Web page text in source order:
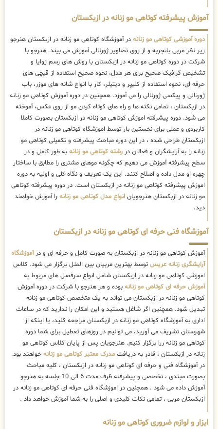
آموزش پیشرفته کوتاهی مو زنانه در ازبکستان
دوره آموزشی کوتاهی مو زنانه در آموزشگاه کوتاهی مو زنانه در ازبکستان هنرجو
زیر نظر مربی باتجربه و از روی تصاویر ژورنالی آموزش می بیند. هنرجو با
شرکت در دوره کوتاهی مو زنانه در ازبکستان با روش های رسم زوایا و
تشخیص گرافیک صحیح برای هر مدل، نحوه صحیح استفاده از قیچی های
حرفه ای، نحوه استفاده از کلیپر و دیتیلر، کار با انواع شانه های موزر، باب
ژورنالی و پیکسی ژورنالی را می آموزد. همچنین در دوره آموزش کوتاهی مو زنانه
در ازبکستان ، تمامی نکته ها و راه های کوتاه کردن مو از روی عکس، آموخته
می شود. دوره پیشرفته اموزش کوتاهی مو زنانه در ازبکستان بصورت کاملا
کاربردی و عملی برای نخستین بار توسط اموزشگاه کوتاهی مو زنانه در
ازبکستان طراحی شده ، در این دوره مباحث پیشرفته و تکمیلی کوتاهی مو
زنانه را به آرایشگران و فعالان در رشته کوتاهی مو زنانه به طور کامل و در
سطح پیشرفته آموزش می دهیم که چگونه موهای مشتری را مطابق با ساختار
چهره او مدل داده و اصلاح کنند. این یک تعریف و نگاه کلی و اولیه به دوره
اموزش پیشرفته کوتاهی مو زنانه در ازبکستان است. در دوره پیشرفته کوتاهی
مو زنانه در ازبکستان هنرجویان انواع مدل کوتاهی مو زنانه را آموزش خواهند
دید.
آموزشگاه فنی حرفه ای کوتاهی مو زنانه در ازبکستان
آموزش کوتاهی مو زنانه در ازبکستان به صورت کامل و حرفه ای و درآموزشگاه
آرایشگری زنانه عریس توسط بهترین مربیان بین الملل برگزار می شود. کلاس
اموزشی کوتاهی مو زنانه در ازبکستان شامل انواع سرفصل های مربوط به
آموزش حرفه ای کوتاهی مو زنانه بوده و هر هنرجو با شرکت در دوره آموزش
کوتاهی مو زنانه در ازبکستان می تواند به یک متخصص کوتاهی مو زنانه
تبدیل شود. همچنین اگر شاغل هستید و این امکان را ندارید که در ساعات
اداری به آموزشگاه کوتاهی مو زنانه در ازبکستان مراجعه کنید، یا اینکه از
شهرستان تشریف می آورید، می توانیم در روزهای تعطیل برای شما دوره
کوتاهی مو زنانه ررا برگزار کنیم. هنرجویان پس از پایان کلاس کوتاهی مو
زنانه در ازبکستان ، قادر به دریافت مدرک معتبر کوتاهی مو زنانه خواهند بود.
در آموزشگاه فنی و حرفه ای کوتاهی مو زنانه در ازبکستان ، کلیه مباحث
بصورت مبتدی ، تخصصی و پیشرفته ظرف مدت 6 الی 10 جلسه به هنرجو
آموزش داده می شود . همچنین در اموزشگاه فنی حرفه ای کوتاهی مو زنانه در
ازبکستان مربی ، تمامی نکات کلیدی و اصلی را به شما آموزش خواهد داد .
ابزار و لوازم ضروری کوتاهی مو زنانه